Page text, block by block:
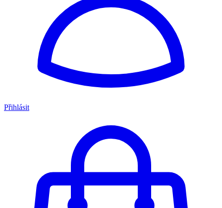
Přihlásit